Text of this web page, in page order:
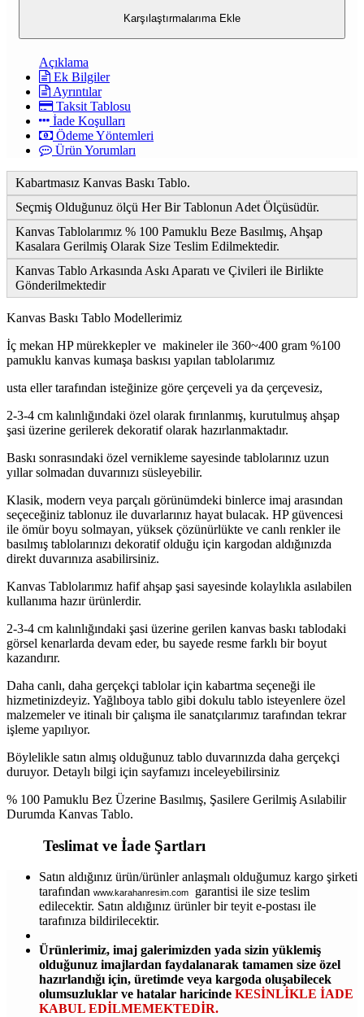
Karşılaştırmalarıma Ekle
Açıklama
Ek Bilgiler
Ayrıntılar
Taksit Tablosu
İade Koşulları
Ödeme Yöntemleri
Ürün Yorumları
Kabartmasız Kanvas Baskı Tablo.
Seçmiş Olduğunuz ölçü Her Bir Tablonun Adet Ölçüsüdür.
Kanvas Tablolarımız % 100 Pamuklu Beze Basılmış, Ahşap
Kasalara Gerilmiş Olarak Size Teslim Edilmektedir.
Kanvas Tablo Arkasında Askı Aparatı ve Çivileri ile Birlikte
Gönderilmektedir
Kanvas Baskı Tablo Modellerimiz
İç mekan HP mürekkepler ve makineler ile 360~400 gram %100
pamuklu kanvas kumaşa baskısı yapılan tablolarımız
usta eller tarafından isteğinize göre çerçeveli ya da çerçevesiz,
2-3-4 cm kalınlığındaki özel olarak fırınlanmış, kurutulmuş ahşap
şasi üzerine gerilerek dekoratif olarak hazırlanmaktadır.
Baskı sonrasındaki özel vernikleme sayesinde tablolarınız uzun
yıllar solmadan duvarınızı süsleyebilir.
Klasik, modern veya parçalı görünümdeki binlerce imaj arasından
seçeceğiniz tablonuz ile duvarlarınız hayat bulacak. HP güvencesi
ile ömür boyu solmayan, yüksek çözünürlükte ve canlı renkler ile
basılmış tablolarınızı dekoratif olduğu için kargodan aldığınızda
direkt duvarınıza asabilirsiniz.
Kanvas Tablolarımız hafif ahşap şasi sayesinde kolaylıkla asılabilen
kullanıma hazır ürünlerdir.
2-3-4 cm kalınlığındaki şasi üzerine gerilen kanvas baskı tablodaki
görsel kenarlarda devam eder, bu sayede resme farklı bir boyut
kazandırır.
Daha canlı, daha gerçekçi tablolar için kabartma seçeneği ile
hizmetinizdeyiz. Yağlıboya tablo gibi dokulu tablo isteyenlere özel
malzemeler ve itinalı bir çalışma ile sanatçılarımız tarafından tekrar
işleme yapılıyor.
Böylelikle satın almış olduğunuz tablo duvarınızda daha gerçekçi
duruyor. Detaylı bilgi için sayfamızı inceleyebilirsiniz
% 100 Pamuklu Bez Üzerine Basılmış, Şasilere Gerilmiş Asılabilir
Durumda Kanvas Tablo.
Teslimat ve İade Şartları
Satın aldığınız ürün/ürünler anlaşmalı olduğumuz kargo şirketi
tarafından www.karahanresim.com
garantisi ile size teslim
edilecektir. Satın aldığınız ürünler bir teyit e-postası ile
tarafınıza bildirilecektir.
Ürünlerimiz, imaj galerimizden yada sizin yüklemiş
olduğunuz imajlardan faydalanarak tamamen size özel
hazırlandığı için, üretimde veya kargoda oluşabilecek
olumsuzluklar ve hatalar haricinde KESİNLİKLE İADE
KABUL EDİLMEMEKTEDİR.